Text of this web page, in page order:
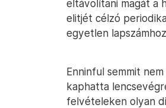
eltávolítani magát a
elitjét célzó
egyetlen
Enninful semmit
kaphatta
felvételeken olyan